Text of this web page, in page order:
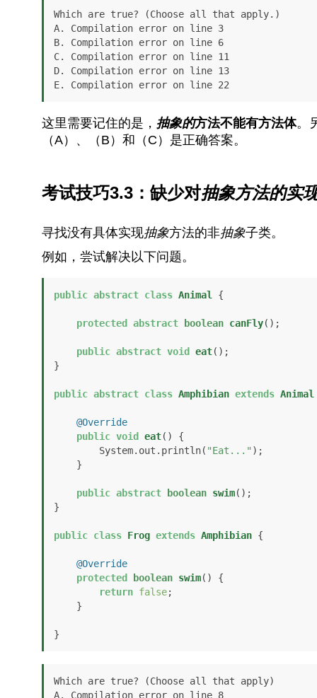
Which are true? (Choose all that apply.)
A. Compilation error on line 3
B. Compilation error on line 6
C. Compilation error on line 11
D. Compilation error on line 13
E. Compilation error on line 22
这里需要记住的是， 抽象的方法不能有方法体。
（A）、（B）和（C）是正确答案。
考试技巧3.3：缺少对抽象方法的实
寻找没有具体实现抽象方法的非抽象子类。
例如，尝试解决以下问题。
public abstract class Animal {
protected abstract boolean canFly() ;
public abstract void eat() ;
}
public abstract class Amphibian extends Animal
@Override
public void eat()
{
        System.out.println(
"Eat..." );
public abstract boolean swim() ;
}
public class Frog extends Amphibian {
@Override
protected
boolean swim()
{
return false;
}
Which are true? (Choose all that apply)
A. Compilation error on line 8